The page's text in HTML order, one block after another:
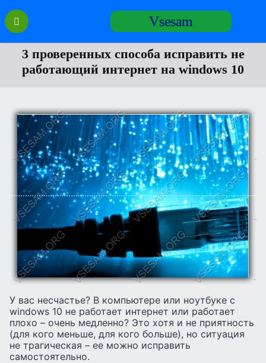
Перейти
содержанию
Vsesam
3 проверенных способа исправить не
работающий интернет на windows 10
У вас несчастье? В компьютере или ноутбуке с
windows 10 не работает интернет или работает
плохо – очень медленно? Это хотя и не приятность
(для кого меньше, для кого больше), но ситуация
не трагическая – ее можно исправить
самостоятельно.